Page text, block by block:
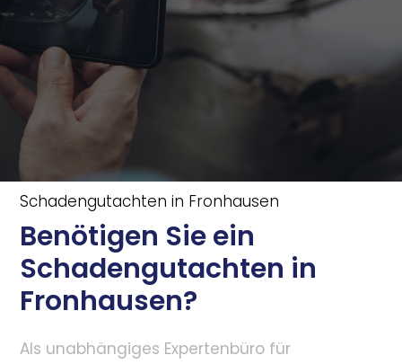
Schadengutachten in Fronhausen
Benötigen Sie ein
Schadengutachten in
Fronhausen?
Als unabhängiges Expertenbüro für